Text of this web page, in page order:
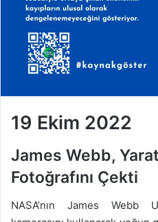
19 Ekim 2022
James Webb,
Fotoğrafını Çekti
NASA’nın James Webb